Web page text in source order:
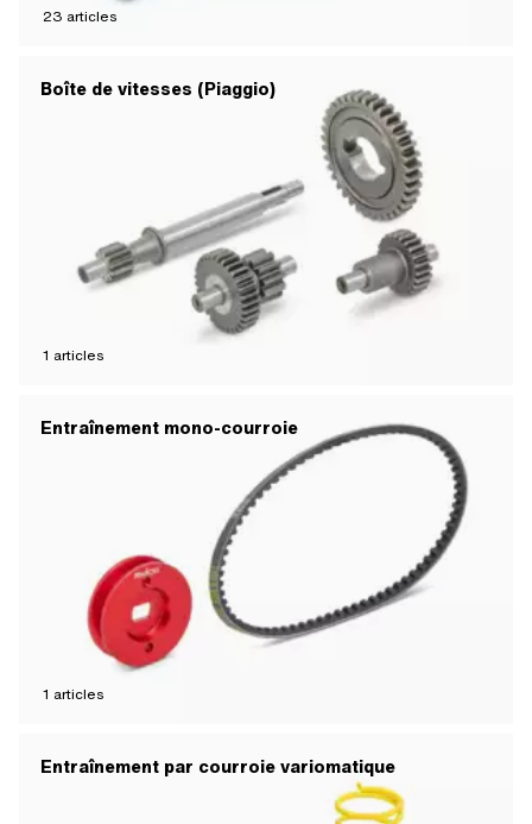
23 articles
Boîte de vitesses (Piaggio)
1 articles
Entraînement mono-courroie
1 articles
Entraînement par courroie variomatique